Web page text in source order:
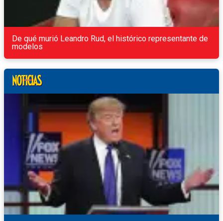
De qué murió Leandro Rud, el histórico representante de
modelos